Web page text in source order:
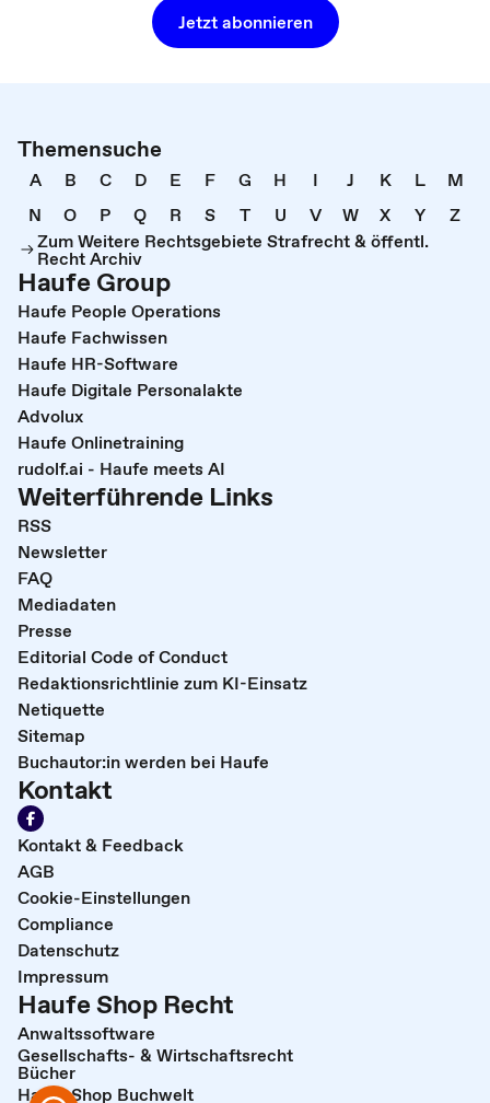
Jetzt abonnieren
Themensuche
A B C D E F G H I J K L
M
N
O P Q R S T U V W X Y
Z
Zum Weitere Rechtsgebiete Strafrecht & öffentl.
Recht Archiv
Haufe Group
Haufe People Operations
Haufe Fachwissen
Haufe HR-Software
Haufe Digitale Personalakte
Advolux
Haufe Onlinetraining
rudolf.ai - Haufe meets AI
Weiterführende Links
RSS
Newsletter
FAQ
Mediadaten
Presse
Editorial Code of Conduct
Redaktionsrichtlinie zum KI-Einsatz
Netiquette
Sitemap
Buchautor:in werden bei Haufe
Kontakt
Kontakt & Feedback
AGB
Cookie-Einstellungen
Compliance
Datenschutz
Impressum
Haufe Shop Recht
Anwaltssoftware
Gesellschafts- & Wirtschaftsrecht
Bücher
Haufe Shop Buchwelt